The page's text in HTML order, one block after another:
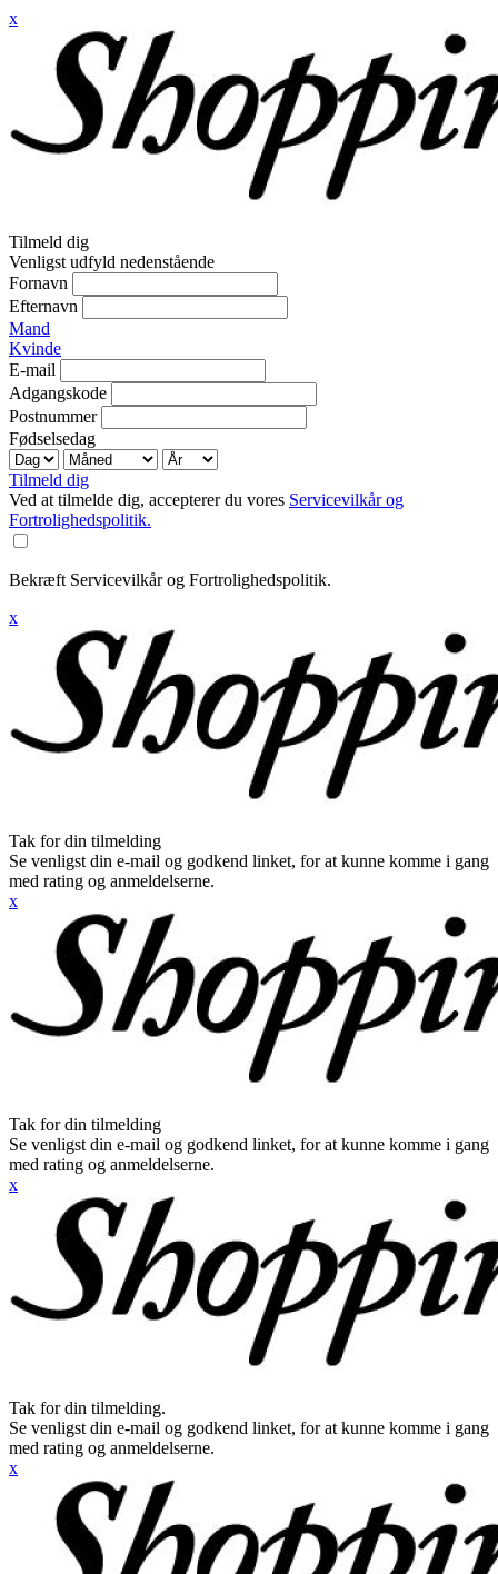
x
Tilmeld dig
Venligst udfyld nedenstående
Fornavn
Efternavn
Mand
Kvinde
E-mail
Adgangskode
Postnummer
Fødselsedag
Tilmeld dig
Ved at tilmelde dig, accepterer du vores Servicevilkår og
Fortrolighedspolitik.
Bekræft Servicevilkår og Fortrolighedspolitik.
x
Tak for din tilmelding
Se venligst din e-mail og godkend linket, for at kunne komme i gang
med rating og anmeldelserne.
x
Tak for din tilmelding
Se venligst din e-mail og godkend linket, for at kunne komme i gang
med rating og anmeldelserne.
x
Tak for din tilmelding.
Se venligst din e-mail og godkend linket, for at kunne komme i gang
med rating og anmeldelserne.
x